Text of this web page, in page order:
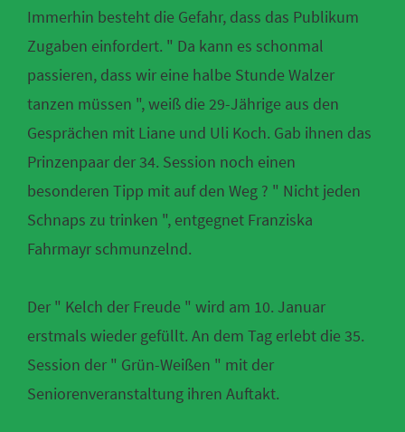
Immerhin besteht die Gefahr, dass das Publikum
Zugaben einfordert. " Da kann es schonmal
passieren, dass wir eine halbe Stunde Walzer
tanzen müssen ", weiß die 29-Jährige aus den
Gesprächen mit Liane und Uli Koch. Gab ihnen das
Prinzenpaar der 34. Session noch einen
besonderen Tipp mit auf den Weg ? " Nicht jeden
Schnaps zu trinken ", entgegnet Franziska
Fahrmayr schmunzelnd.
Der " Kelch der Freude " wird am 10. Januar
erstmals wieder gefüllt. An dem Tag erlebt die 35.
Session der " Grün-Weißen " mit der
Seniorenveranstaltung ihren Auftakt.